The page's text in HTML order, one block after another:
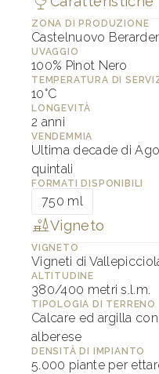
ZONA DI PRODUZIONE
Castelnuovo
UVAGGIO
100% Pinot Nero
TEMPERATURA DI
10°C
LONGEVITÀ
2 anni
VENDEMMIA
Ultima decade di
quintali
FORMATI DISPONIBILI
750 ml
Vigneto
VIGNETO
Vigneti di
ALTITUDINE
380/400 metri s.l.m.
TIPOLOGIA DI TERRENO
Calcare ed argilla
alberese
DENSITÀ DI IMPIANTO
5.000 piante per